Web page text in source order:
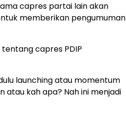
capres partai lain akan
memberikan pengumuman
capres PDIP
launching atau momentum
atau kah apa? Nah ini menjadi